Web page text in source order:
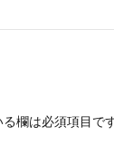
欄は必須項目で